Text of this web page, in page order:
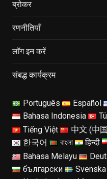
ब्रोकर
रणनीतियाँ
लॉग इन करें
संबद्ध कार्यक्रम
Português Español
Bahasa Indonesia
Tiếng Việt 中文 (中
한국어
বাংলা हिन्दी
Bahasa Melayu
български
Svenska